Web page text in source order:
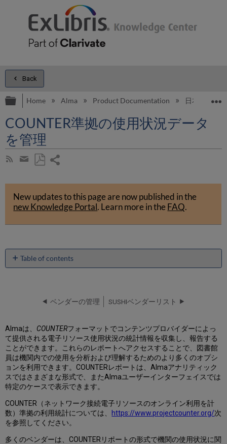
Back
Expand/collapse global hierarchy
Home Alma Product Documentation 日本語
COUNTER準拠の使用状況データ
を管理
Subscribe
RSS
Share
by
email
as
PDF
New updates to this page are now published in the
new Knowledge Portal. Learn more in theFAQ.
Table of contents
タ
イ
プ
COUNTER
R4
レ
ポ
ー
ト
タ
イ
プ
ベンダーの管理 SUSHIベンダーリスト
Almaは、 COUNTERフォーマットでコンテンツプロバイダーによっ
て提供される電子リソース使用状況の統計情報を収集し、報告する
ことができます。これらのレポートへアクセスすることで、図書館
員は機関内での使用を分析および理解するためのより多くのオプシ
ョンを利用できます。COUNTERレポートは、Almaアナリティック
スではさまざまな形式で、またAlmaユーザーインターフェイスでは
特定のケースで表示できます。
COUNTER（ネットワーク接続電子リソースのオンライン利用を計
数）準拠の利用統計については、
https://www.projectcounter.org/次
を参照してください。
多くのベンダーは、COUNTERリポートの形式で機関の使用状況に関